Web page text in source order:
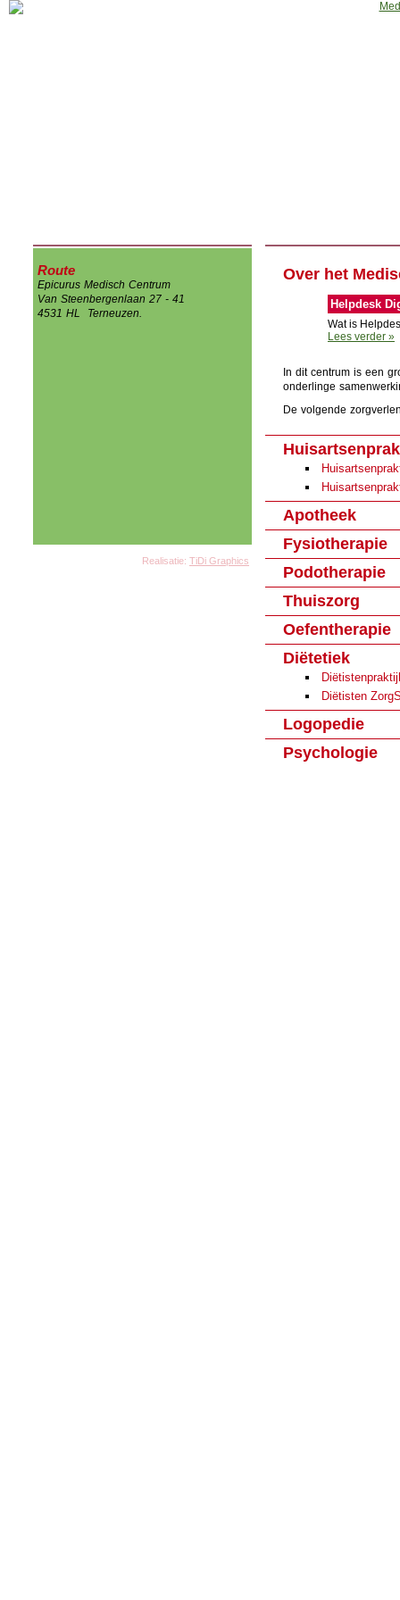
Route
Epicurus Medisch Centrum
Van Steenbergenlaan 27 - 41
4531 HL Terneuzen.
Realisatie: TiDi Graphics
Over het
Helpdesk
Wat is
Lees verder »
In dit centrum is een
onderlinge
De volgende
Apotheek
Fysiotherapie
Podotherapie
Thuiszorg
Oefentherapie
Diëtetiek
Diëtisten
Logopedie
Psychologie